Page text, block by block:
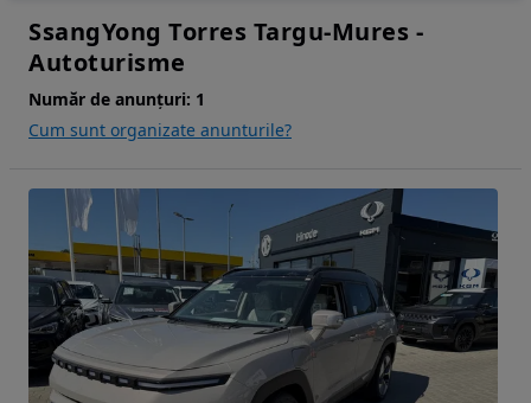
SsangYong Torres Targu-Mures -
Autoturisme
Număr de anunțuri: 1
Cum sunt organizate anunturile?